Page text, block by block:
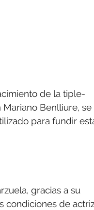
de la tiple-
Mariano Benlliure, se
para fundir
gracias a su
condiciones de